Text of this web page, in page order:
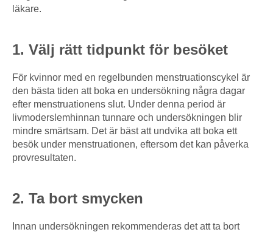
läkare.
1. Välj rätt tidpunkt för besöket
För kvinnor med en regelbunden menstruationscykel är
den bästa tiden att boka en undersökning några dagar
efter menstruationens slut. Under denna period är
livmoderslemhinnan tunnare och undersökningen blir
mindre smärtsam. Det är bäst att undvika att boka ett
besök under menstruationen, eftersom det kan påverka
provresultaten.
2. Ta bort smycken
Innan undersökningen rekommenderas det att ta bort